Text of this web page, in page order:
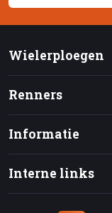
Wielerploegen
Renners
Informatie
Interne links